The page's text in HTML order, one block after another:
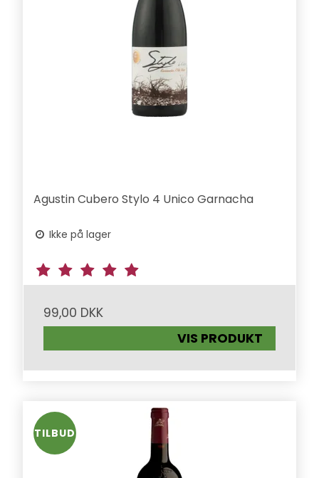
Agustin Cubero Stylo 4 Unico Garnacha
Ikke på lager
99,00 DKK
VIS PRODUKT
TILBUD